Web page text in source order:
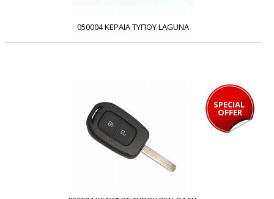
050004 ΚΕΡΑΙΑ ΤΥΠΟΥ LAGUNA
SPECIAL
OFFER